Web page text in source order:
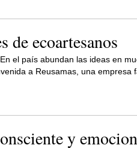
de ecoartesanos
En el país abundan las ideas en
a Reusamas, una empresa
y